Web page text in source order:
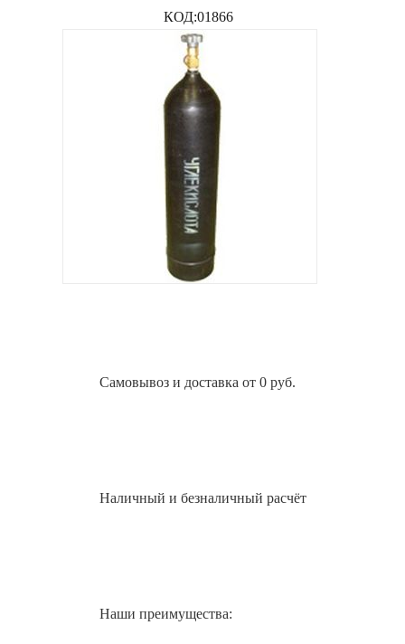
КОД:01866
Самовывоз и доставка от 0 руб.
Наличный и безналичный расчёт
Наши преимущества: